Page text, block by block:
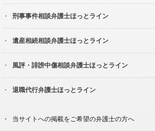
刑事事件相談弁護士ほっとライン
遺産相続相談弁護士ほっとライン
風評・誹謗中傷相談弁護士ほっとライン
退職代行弁護士ほっとライン
当サイトへの掲載をご希望の弁護士の方へ